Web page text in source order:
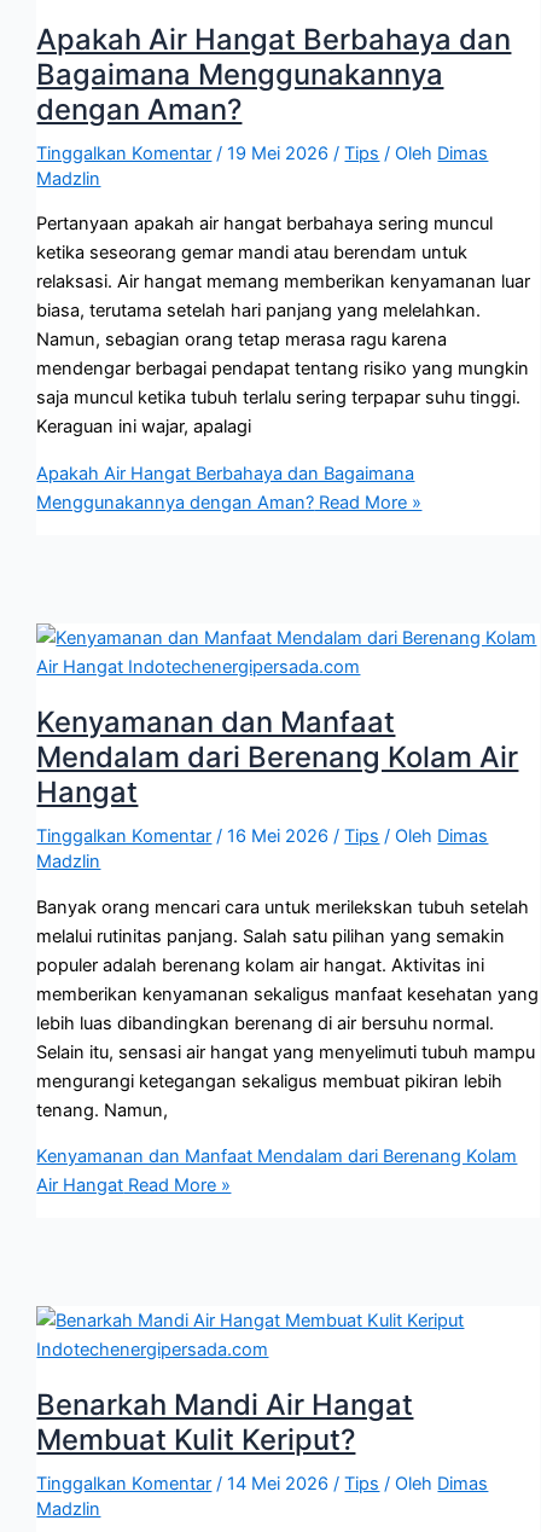
Apakah Air Hangat Berbahaya dan
Bagaimana Menggunakannya
dengan Aman?
Tinggalkan Komentar /19 Mei 2026/Tips / Oleh Dimas
Madzlin
Pertanyaan apakah air hangat berbahaya sering muncul
ketika seseorang gemar mandi atau berendam untuk
relaksasi. Air hangat memang memberikan kenyamanan luar
biasa, terutama setelah hari panjang yang melelahkan.
Namun, sebagian orang tetap merasa ragu karena
mendengar berbagai pendapat tentang risiko yang mungkin
saja muncul ketika tubuh terlalu sering terpapar suhu tinggi.
Keraguan ini wajar, apalagi
Apakah Air Hangat Berbahaya dan Bagaimana
Menggunakannya dengan Aman? Read More »
Kenyamanan dan Manfaat
Mendalam dari Berenang Kolam Air
Hangat
Tinggalkan Komentar /16 Mei 2026/Tips / Oleh Dimas
Madzlin
Banyak orang mencari cara untuk merilekskan tubuh setelah
melalui rutinitas panjang. Salah satu pilihan yang semakin
populer adalah berenang kolam air hangat. Aktivitas ini
memberikan kenyamanan sekaligus manfaat kesehatan yang
lebih luas dibandingkan berenang di air bersuhu normal.
Selain itu, sensasi air hangat yang menyelimuti tubuh mampu
mengurangi ketegangan sekaligus membuat pikiran lebih
tenang. Namun,
Kenyamanan dan Manfaat Mendalam dari Berenang Kolam
Air Hangat Read More »
Benarkah Mandi Air Hangat
Membuat Kulit Keriput?
Tinggalkan Komentar /14 Mei 2026/Tips / Oleh Dimas
Madzlin